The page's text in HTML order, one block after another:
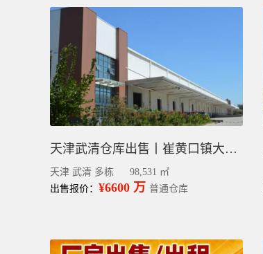
天津武清仓库出售丨崔黄口镇大面积多栋物流园9.85万平
天津 武清 多栋
98,531 ㎡
出售报价： ¥6600 万 普通仓库